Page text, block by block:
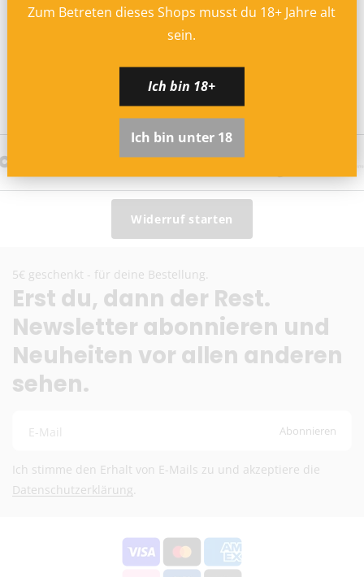
ROOR Unbleached King Size
ROOR Rice King Size Slim
Papers
€1,79
Widerruf starten
5€ geschenkt - für deine Bestellung.
Erst du, dann der Rest.
Newsletter abonnieren und
Neuheiten vor allen anderen
sehen.
E-Mail Abonnieren
Ich stimme den Erhalt von E-Mails zu und akzeptiere die
Datenschutzerklärung.
Zum Betreten dieses Shops musst du 18+ Jahre alt
sein.
Ich bin 18+
Ich bin unter 18